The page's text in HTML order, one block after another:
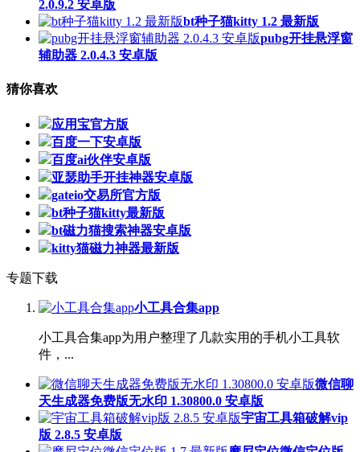
2.0.9.2 安卓版
bt种子猫kitty 1.2 最新版
pubg开挂悬浮窗
辅助器 2.0.4.3 安卓版
猜你喜欢
应用宝官方版
百度一下安卓版
百度ai伙伴安卓版
亚瑟助手开挂神器安卓版
gateio交易所官方版
bt种子猫kitty最新版
bt磁力猫搜索神器安卓版
kitty猫磁力神器最新版
专题下载
小工具合集app
小工具合集app为用户整理了几款实用的手机小工具软
件，...
微信聊
天生成器免费版无水印 1.30800.0 安卓版
宇宙工具箱破解vip
版 2.8.5 安卓版